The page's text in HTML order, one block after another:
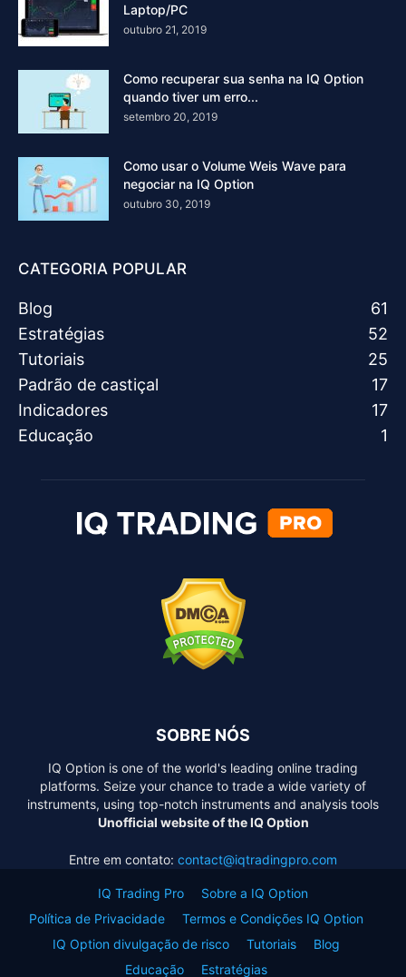
Laptop/PC
outubro 21, 2019
Como recuperar sua senha na IQ Option
quando tiver um erro...
setembro 20, 2019
Como usar o Volume Weis Wave para
negociar na IQ Option
outubro 30, 2019
CATEGORIA POPULAR
Blog
61
Estratégias
52
Tutoriais
25
Padrão de castiçal
17
Indicadores
17
Educação
1
SOBRE NÓS
IQ Option is one of the world's leading online trading
platforms. Seize your chance to trade a wide variety of
instruments, using top-notch instruments and analysis tools
Unofficial website of the IQ Option
Entre em contato: contact@iqtradingpro.com
IQ Trading Pro
Sobre a IQ Option
Política de Privacidade
Termos e Condições IQ Option
IQ Option divulgação de risco
Tutoriais
Blog
Educação
Estratégias